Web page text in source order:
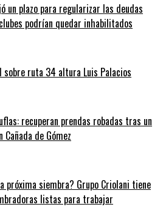
un plazo para regularizar las deudas
podrían quedar inhabilitados
ruta 34 altura Luis Palacios
recuperan prendas robadas tras un
de Gómez
próxima siembra? Grupo Criolani tiene
listas para trabajar